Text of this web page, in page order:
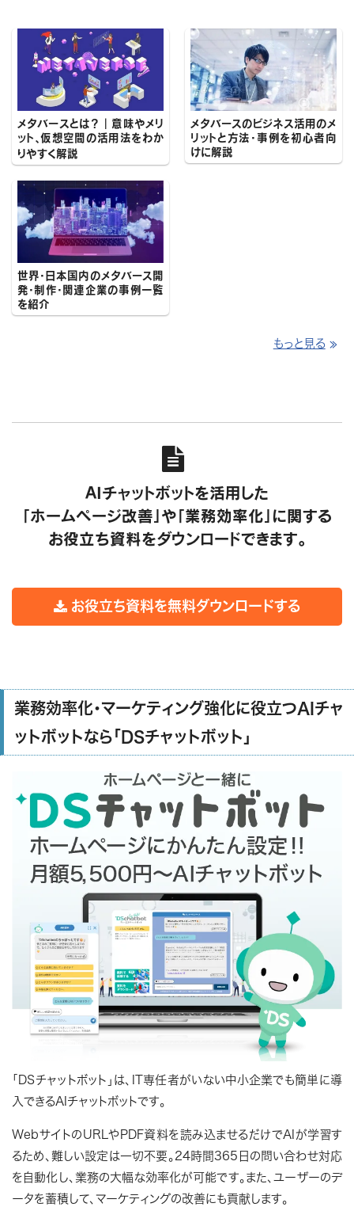
メタバースとは？｜意味やメリ
ット、仮想空間の活用法をわか
りやすく解説
メタバースのビジネス活用のメ
リットと方法・事例を初心者向
けに解説
世界・日本国内のメタバース開
発・制作・関連企業の事例一覧
を紹介
もっと見る ≫

AIチャットボットを活用した
「ホームページ改善」や「業務効率化」に関する
お役立ち資料をダウンロードできます。
お役立ち資料を無料ダウンロードする
業務効率化・マーケティング強化に役立つAIチャ
ットボットなら「DSチャットボット」
「DSチャットボット」は、IT専任者がいない中小企業でも簡単に導
入できるAIチャットボットです。
WebサイトのURLやPDF資料を読み込ませるだけでAIが学習す
るため、難しい設定は一切不要。24時間365日の問い合わせ対応
を自動化し、業務の大幅な効率化が可能です。また、ユーザーのデ
ータを蓄積して、マーケティングの改善にも貢献します。